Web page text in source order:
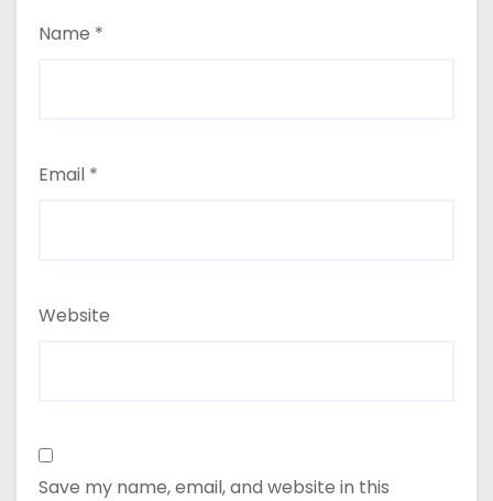
Name *
Email *
Website
Save my name, email, and website in this